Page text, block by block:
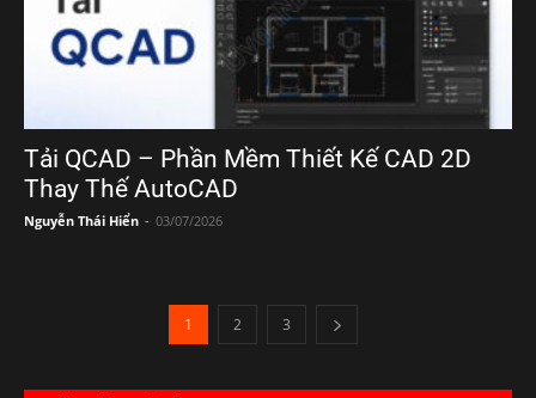
Tải QCAD – Phần Mềm Thiết Kế CAD 2D
Thay Thế AutoCAD
Nguyễn Thái Hiển - 03/07/2026
1 2 3